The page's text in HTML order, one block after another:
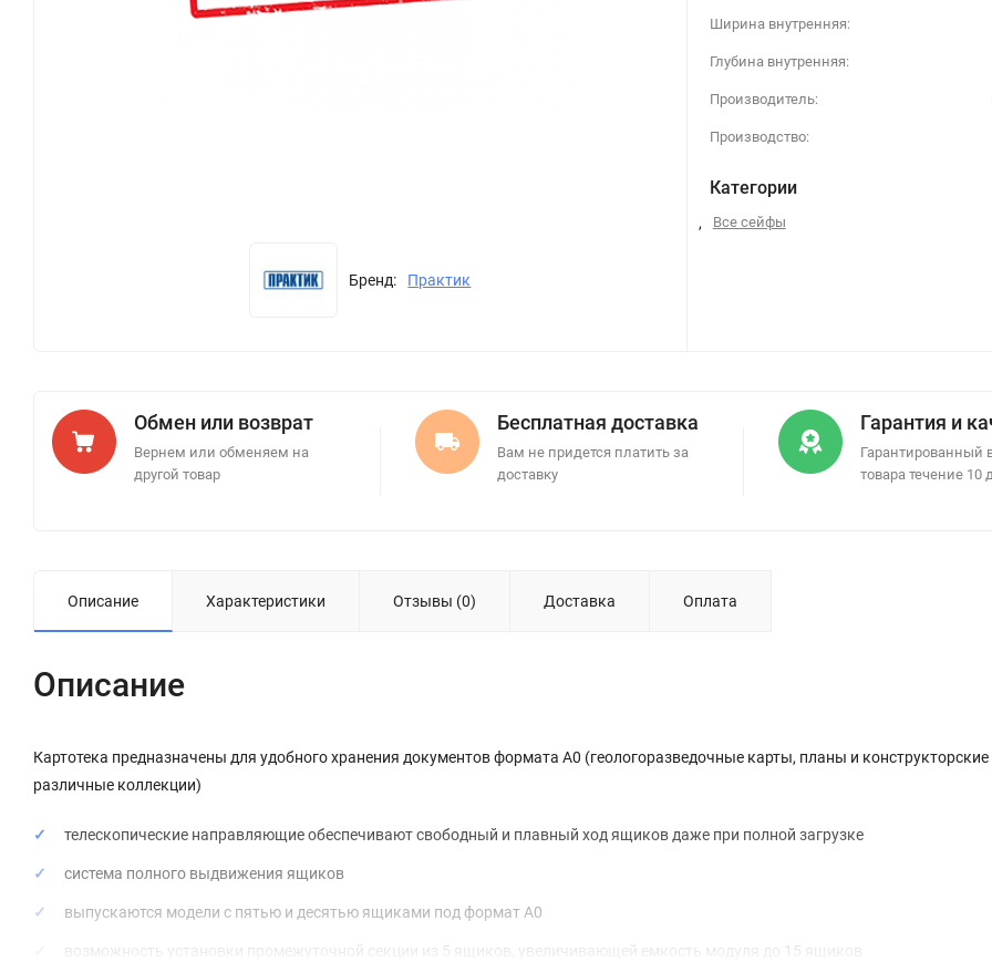
Бренд: Практик
Ширина внутренняя:
Глубина внутренняя:
Производитель:
Производство:
Категории
, Все сейфы
Обмен или возврат
Вернем или обменяем на
другой товар
Бесплатная доставка
Вам не придется платить за
доставку
Гарантия и
Гарантированный
товара течение 10
Описание Характеристики Отзывы (0) Доставка Оплата
Описание
Картотека предназначены для удобного хранения документов формата А0 (геологоразведочные карты, планы и конструкторские
различные коллекции)
телескопические направляющие обеспечивают свободный и плавный ход ящиков даже при полной загрузке
система полного выдвижения ящиков
выпускаются модели с пятью и десятью ящиками под формат А0
возможность установки промежуточной секции из 5 ящиков, увеличивающей емкость модуля до 15 ящиков